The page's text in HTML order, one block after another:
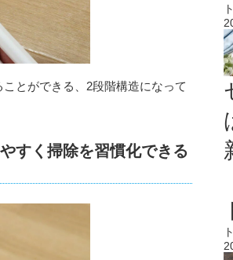
とができる、2段階構造になって
すく掃除を習慣化できる